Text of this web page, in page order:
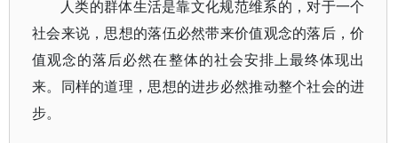
人类的群体生活是靠文化规范维系的，对于一个
社会来说，思想的落伍必然带来价值观念的落后，价
值观念的落后必然在整体的社会安排上最终体现出
来。同样的道理，思想的进步必然推动整个社会的进
步。